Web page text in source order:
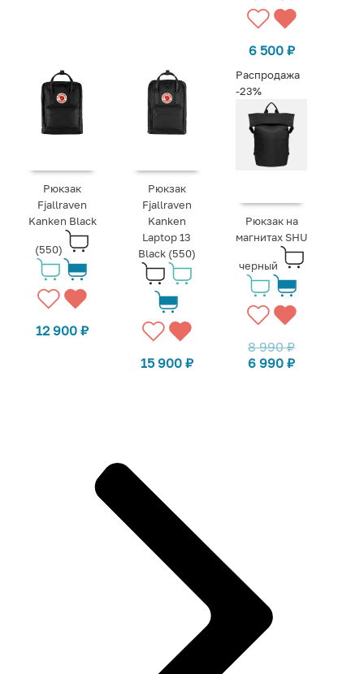
6 500 ₽
Рюкзак
Fjallraven
Kanken Black
(550)
12 900₽
Рюкзак
Fjallraven
Kanken
Laptop 13
Black (550)
15 900 ₽
Распродажа
-23%
Рюкзак на
магнитах SHU
черный
8 990₽
6 990₽